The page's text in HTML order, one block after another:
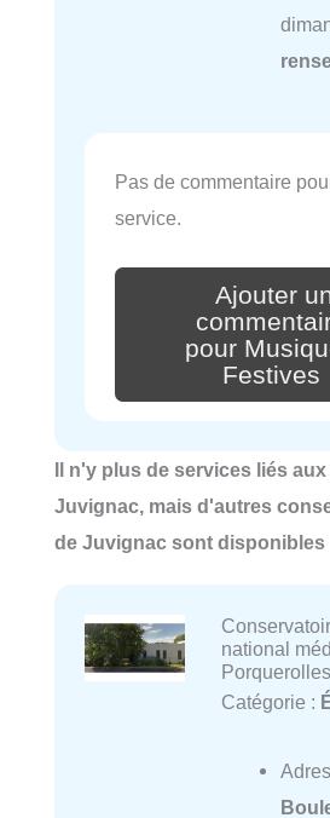
Pas de commentaire
service.
Ajouter
pour
Festives
Il n'y plus de services liés
Juvignac, mais d'autres
de Juvignac sont disponibles
national
Porquerolles
Catégorie :